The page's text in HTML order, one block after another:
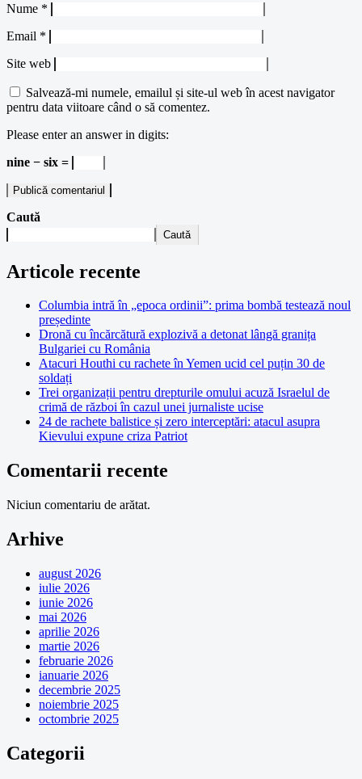
Nume *
Email *
Site web
Salvează-mi numele, emailul și site-ul web în acest navigator
pentru data viitoare când o să comentez.
Please enter an answer in digits:
nine − six =
Caută
Caută
Articole recente
Columbia intră în „epoca ordinii”: prima bombă testează noul
președinte
Dronă cu încărcătură explozivă a detonat lângă granița
Bulgariei cu România
Atacuri Houthi cu rachete în Yemen ucid cel puțin 30 de
soldați
Trei organizații pentru drepturile omului acuză Israelul de
crimă de război în cazul unei jurnaliste ucise
24 de rachete balistice și zero interceptări: atacul asupra
Kievului expune criza Patriot
Comentarii recente
Niciun comentariu de arătat.
Arhive
august 2026
iulie 2026
iunie 2026
mai 2026
aprilie 2026
martie 2026
februarie 2026
ianuarie 2026
decembrie 2025
noiembrie 2025
octombrie 2025
Categorii